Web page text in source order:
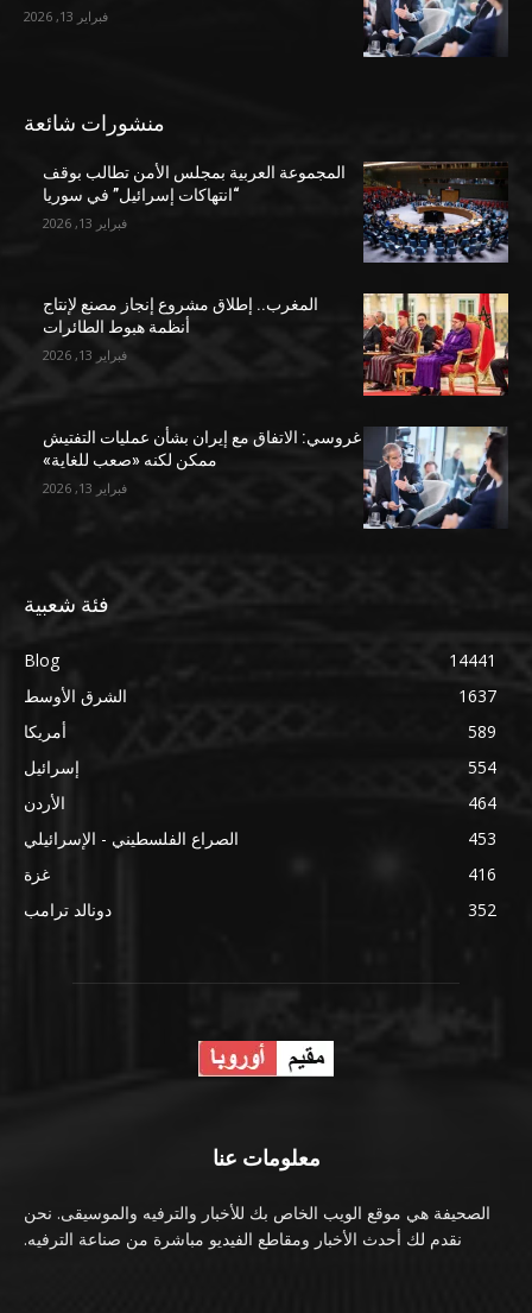
فبراير 13, 2026
منشورات شائعة
المجموعة العربية بمجلس الأمن تطالب بوقف
“انتهاكات إسرائيل” في سوريا
فبراير 13, 2026
المغرب.. إطلاق مشروع إنجاز مصنع لإنتاج
أنظمة هبوط الطائرات
فبراير 13, 2026
غروسي: الاتفاق مع إيران بشأن عمليات التفتيش
ممكن لكنه «صعب للغاية»
فبراير 13, 2026
فئة شعبية
Blog
14441
الشرق الأوسط
1637
أمريكا
589
إسرائيل
554
الأردن
464
الصراع الفلسطيني - الإسرائيلي
453
غزة
416
دونالد ترامب
352
معلومات عنا
الصحيفة هي موقع الويب الخاص بك للأخبار والترفيه والموسيقى. نحن
نقدم لك أحدث الأخبار ومقاطع الفيديو مباشرة من صناعة الترفيه.